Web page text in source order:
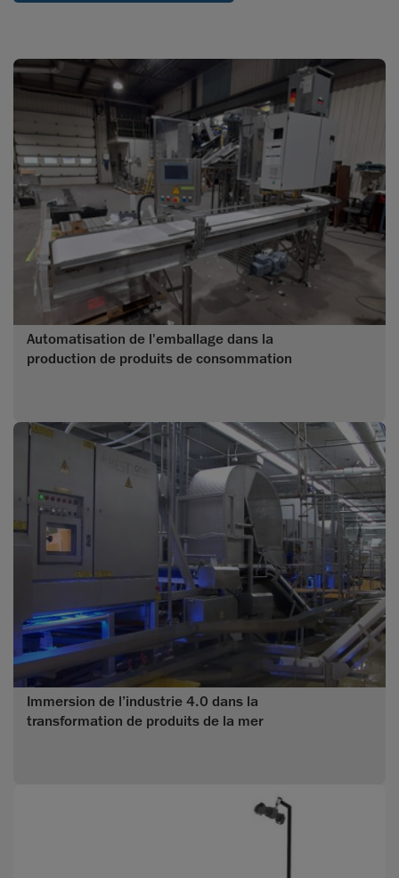
Automatisation de l'emballage dans la
production de produits de consommation
Immersion de l’industrie 4.0 dans la
transformation de produits de la mer